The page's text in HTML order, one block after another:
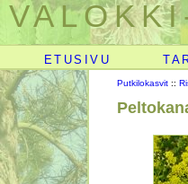
ETUSIVU
Putkilokasvit ::